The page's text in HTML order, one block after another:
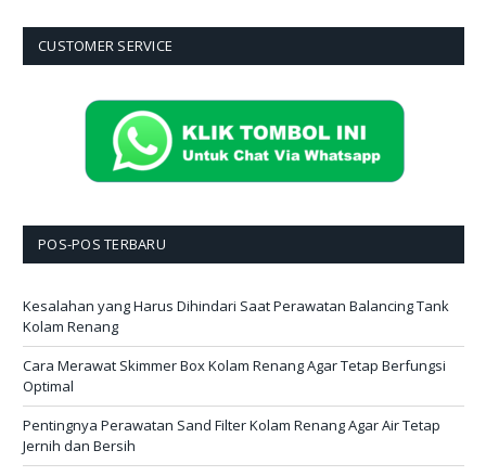
CUSTOMER SERVICE
POS-POS TERBARU
Kesalahan yang Harus Dihindari Saat Perawatan Balancing Tank
Kolam Renang
Cara Merawat Skimmer Box Kolam Renang Agar Tetap Berfungsi
Optimal
Pentingnya Perawatan Sand Filter Kolam Renang Agar Air Tetap
Jernih dan Bersih